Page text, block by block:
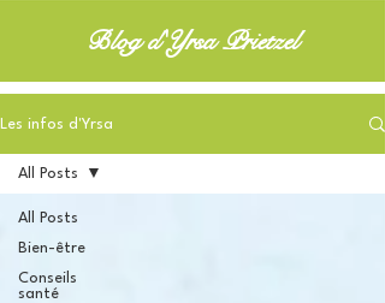
Blog d'Yrsa Prietzel
Les infos d'Yrsa
All Posts
Bien-être
Conseils
santé
All Posts